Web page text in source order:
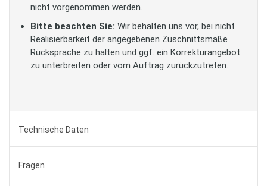
nicht vorgenommen werden.
Bitte beachten Sie: Wir behalten uns vor, bei nicht
Realisierbarkeit der angegebenen Zuschnittsmaße
Rücksprache zu halten und ggf. ein Korrekturangebot
zu unterbreiten oder vom Auftrag zurückzutreten.
Technische Daten
Fragen